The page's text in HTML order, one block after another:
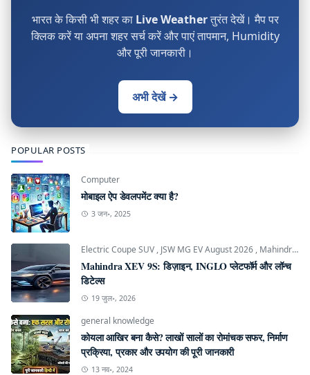
भारत के किसी भी शहर का Live Weatherतुरंत देखें। मैप पर
क्लिक करें या अपना शहर सर्च करें और पाएं तापमान, Humidity
और पूरी जानकारी।
अभी देखें →
POPULAR POSTS
Computer
मोबाइल ऐप डेवलपमेंट क्या है?
3 जन॰, 2025
Electric Coupe SUV , JSW MG EV August 2026 , Mahindra INGLO Platform
Mahindra XEV 9S: डिज़ाइन, INGLO प्लेटफॉर्म और लॉन्च
डिटेल्स
19 जुल॰, 2026
general knowledge
कोयला आखिर बना कैसे? लाखों सालों का रोमांचक सफर, निर्माण
प्रक्रिया, प्रकार और उपयोग की पूरी जानकारी
13 नव॰, 2024